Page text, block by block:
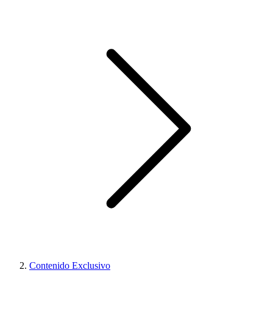
Contenido Exclusivo